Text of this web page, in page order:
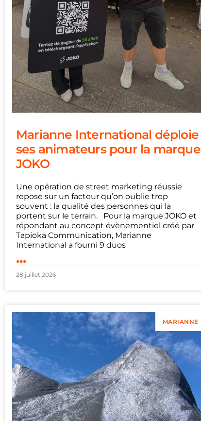
Marianne International déploie
ses animateurs pour la marque
JOKO
Une opération de street marketing réussie
repose sur un facteur qu’on oublie trop
souvent : la qualité des personnes qui la
portent sur le terrain. Pour la marque JOKO et
répondant au concept évènementiel créé par
Tapioka Communication, Marianne
International a fourni 9 duos
...
28 juillet 2026
MARIANNE